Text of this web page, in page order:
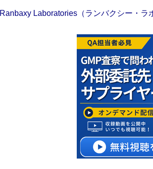
Ranbaxy Laboratories（ランバクシー・ラ